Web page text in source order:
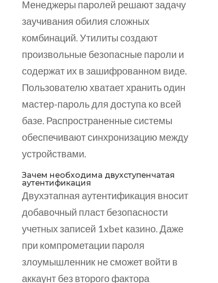
Менеджеры паролей решают задачу
заучивания обилия сложных
комбинаций. Утилиты создают
произвольные безопасные пароли и
содержат их в зашифрованном виде.
Пользователю хватает хранить один
мастер-пароль для доступа ко всей
базе. Распространенные системы
обеспечивают синхронизацию между
устройствами.
Зачем необходима двухступенчатая
аутентификация
Двухэтапная аутентификация вносит
добавочный пласт безопасности
учетных записей 1xbet казино. Даже
при компрометации пароля
злоумышленник не сможет войти в
аккаунт без второго фактора